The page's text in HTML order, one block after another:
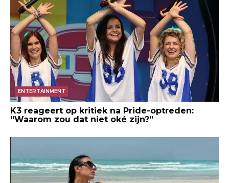
ENTERTAINMENT
K3 reageert op kritiek na Pride-optreden:
“Waarom zou dat niet oké zijn?”